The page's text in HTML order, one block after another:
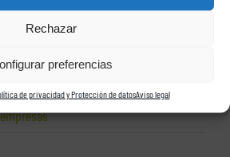
Rechazar
preferencias
de privacidad y Protección de datosAviso legal